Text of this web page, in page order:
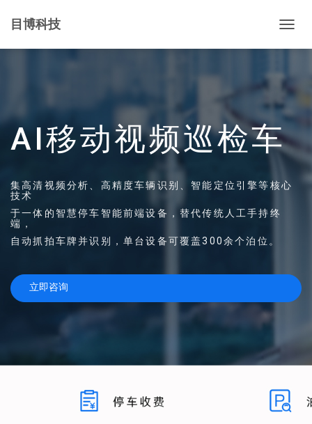
目博科技
换
AI移动视频巡检车
集高清视频分析、高精度车辆识别、智能定位引擎等核心
技术
于一体的智慧停车智能前端设备，替代传统人工手持终
端，
自动抓拍车牌并识别，单台设备可覆盖300余个泊位。
立即咨询